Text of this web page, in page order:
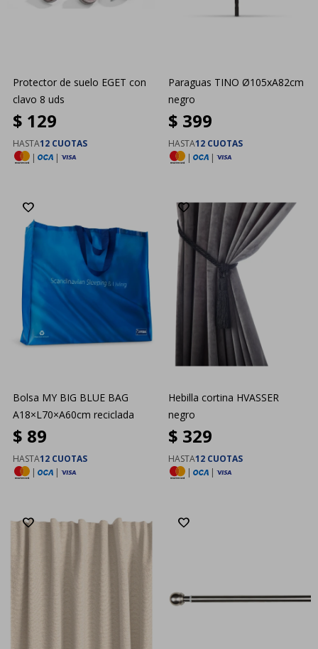
Protector de suelo EGET con
clavo 8 uds
$ 129
HASTA12 CUOTAS
|
|
Paraguas TINO Ø105xA82cm
negro
$ 399
HASTA12 CUOTAS
|
|
Bolsa MY BIG BLUE BAG
A18×L70×A60cm reciclada
$ 89
HASTA12 CUOTAS
|
|
Hebilla cortina HVASSER
negro
$ 329
HASTA12 CUOTAS
|
|